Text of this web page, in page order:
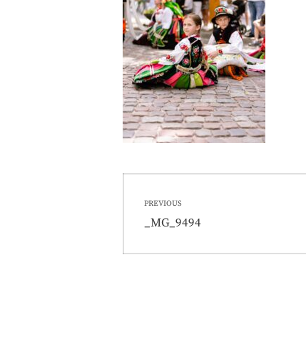
wpisu
PREVIOUS
Previous
_MG_9494